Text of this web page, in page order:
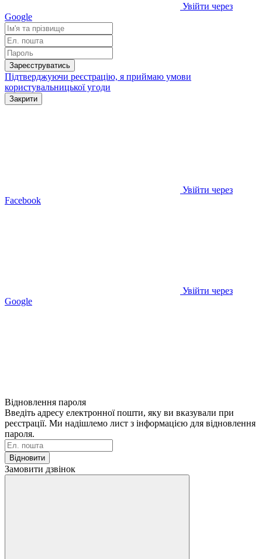
Увійти через
Google
Зареєструватись
Підтверджуючи реєстрацію, я приймаю умови
користувальницької угоди
Закрити
Увійти через
Facebook
Увійти через
Google
Відновлення пароля
Введіть адресу електронної пошти, яку ви вказували при
реєстрації. Ми надішлемо лист з інформацією для відновлення
пароля.
Відновити
Замовити дзвінок